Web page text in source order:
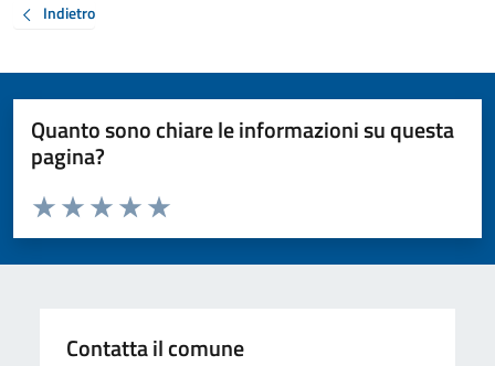
Indietro
Quanto sono chiare le informazioni su questa
pagina?
Valuta da 1 a 5 stelle la pagina
Valuta 5 stelle su 5
Valuta 4 stelle su 5
Valuta 3 stelle su 5
Valuta 2 stelle su 5
Valuta 1 stelle su 5
Contatta il comune